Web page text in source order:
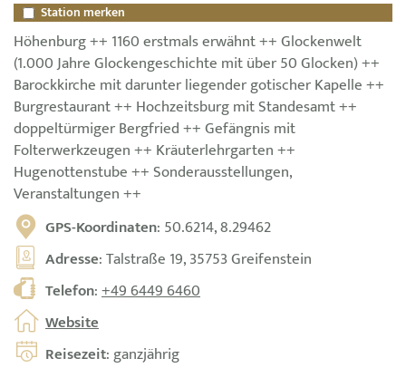
Station merken
Höhenburg ++ 1160 erstmals erwähnt ++ Glockenwelt
(1.000 Jahre Glockengeschichte mit über 50 Glocken) ++
Barockkirche mit darunter liegender gotischer Kapelle ++
Burgrestaurant ++ Hochzeitsburg mit Standesamt ++
doppeltürmiger Bergfried ++ Gefängnis mit
Folterwerkzeugen ++ Kräuterlehrgarten ++
Hugenottenstube ++ Sonderausstellungen,
Veranstaltungen ++
GPS-Koordinaten: 50.6214, 8.29462
Adresse: Talstraße 19, 35753 Greifenstein
Telefon:+49 6449 6460
Website
Reisezeit: ganzjährig